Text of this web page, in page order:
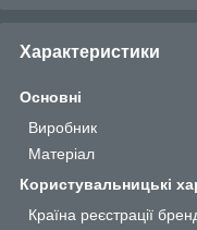
Характеристики
Основні
Виробник
Матеріал
Користувальницькі
Країна реєстрації